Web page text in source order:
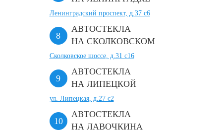
Ленинградский проспект, д.37 c6
АВТОСТЕКЛА
НА СКОЛКОВСКОМ
Сколковское шоссе, д.31 с16
АВТОСТЕКЛА
НА ЛИПЕЦКОЙ
ул. Липецкая, д.27 с2
АВТОСТЕКЛА
НА ЛАВОЧКИНА